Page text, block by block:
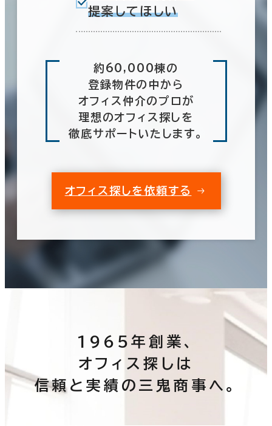
提案してほしい
約60,000棟の
登録物件の中から
オフィス仲介のプロが
理想のオフィス探しを
徹底サポートいたします。
オフィス探しを依頼する
1965年創業、
オフィス探しは
信頼と実績の三鬼商事へ。